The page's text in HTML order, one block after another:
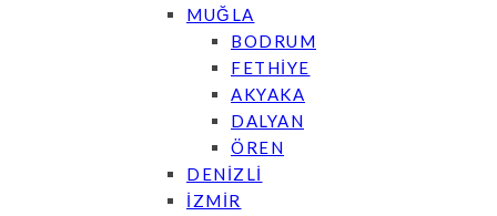
MUĞLA
BODRUM
FETHİYE
AKYAKA
DALYAN
ÖREN
DENİZLİ
İZMİR